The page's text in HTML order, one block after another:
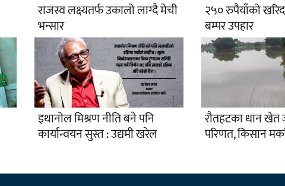
राजस्व लक्ष्यतर्फ उकालो लाग्दै मेची
भन्सार
२५० रुपैयाँको
बम्पर उपहार
इथानोल मिश्रण नीति बने पनि
कार्यान्वयन सुस्त : उद्यमी खरेल
रौतहटका धान
परिणत, किसान